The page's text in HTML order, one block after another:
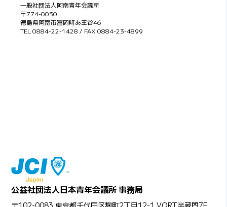
一般社団法人阿南青年会議所
〒774-0030
徳島県阿南市富岡町あ王谷46
TEL 0884-22-1428 / FAX 0884-23-4899
公益社団法人日本青年会議所 事務局